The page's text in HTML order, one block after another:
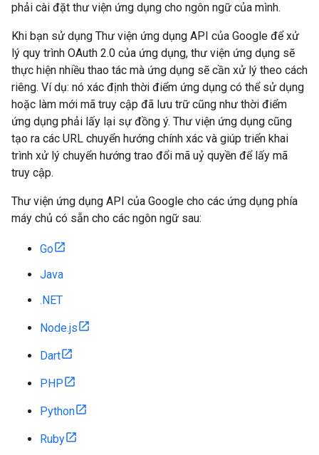
phải cài đặt thư viện ứng dụng cho ngôn ngữ của mình.
Khi bạn sử dụng Thư viện ứng dụng API của Google để xử
lý quy trình OAuth 2.0 của ứng dụng, thư viện ứng dụng sẽ
thực hiện nhiều thao tác mà ứng dụng sẽ cần xử lý theo cách
riêng. Ví dụ: nó xác định thời điểm ứng dụng có thể sử dụng
hoặc làm mới mã truy cập đã lưu trữ cũng như thời điểm
ứng dụng phải lấy lại sự đồng ý. Thư viện ứng dụng cũng
tạo ra các URL chuyển hướng chính xác và giúp triển khai
trình xử lý chuyển hướng trao đổi mã uỷ quyền để lấy mã
truy cập.
Thư viện ứng dụng API của Google cho các ứng dụng phía
máy chủ có sẵn cho các ngôn ngữ sau:
Go
Java
.NET
Node.js
Dart
PHP
Python
Ruby